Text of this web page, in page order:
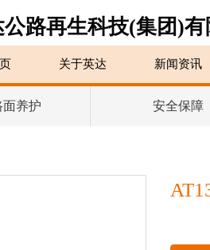
路再生科技(集团)有
关于英达 新闻资讯
养护 安全保障